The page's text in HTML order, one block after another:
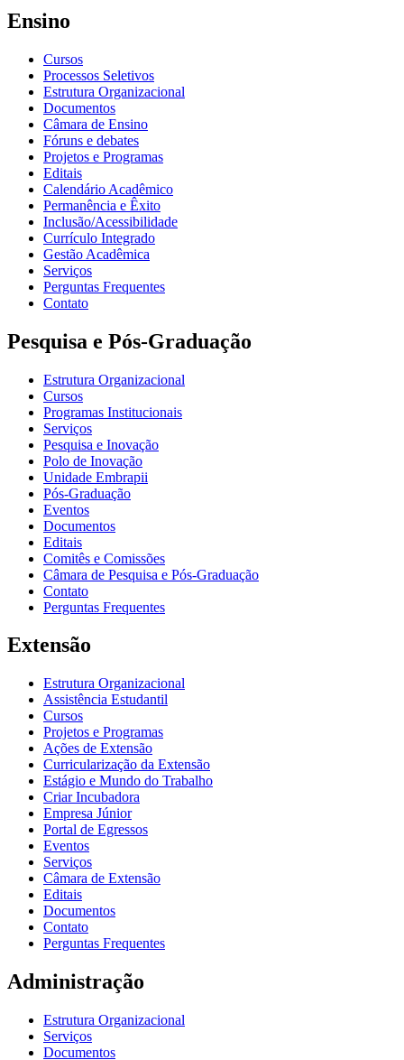
Ensino
Cursos
Processos Seletivos
Estrutura Organizacional
Documentos
Câmara de Ensino
Fóruns e debates
Projetos e Programas
Editais
Calendário Acadêmico
Permanência e Êxito
Inclusão/Acessibilidade
Currículo Integrado
Gestão Acadêmica
Serviços
Perguntas Frequentes
Contato
Pesquisa e Pós-Graduação
Estrutura Organizacional
Cursos
Programas Institucionais
Serviços
Pesquisa e Inovação
Polo de Inovação
Unidade Embrapii
Pós-Graduação
Eventos
Documentos
Editais
Comitês e Comissões
Câmara de Pesquisa e Pós-Graduação
Contato
Perguntas Frequentes
Extensão
Estrutura Organizacional
Assistência Estudantil
Cursos
Projetos e Programas
Ações de Extensão
Curricularização da Extensão
Estágio e Mundo do Trabalho
Criar Incubadora
Empresa Júnior
Portal de Egressos
Eventos
Serviços
Câmara de Extensão
Editais
Documentos
Contato
Perguntas Frequentes
Administração
Estrutura Organizacional
Serviços
Documentos